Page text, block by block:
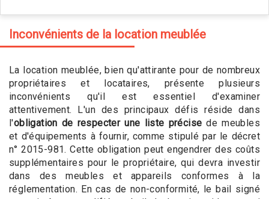
Inconvénients de la location meublée
La location meublée, bien qu'attirante pour de nombreux
propriétaires et locataires, présente plusieurs
inconvénients qu'il est essentiel d'examiner
attentivement. L'un des principaux défis réside dans
l'obligation de respecter une liste précise de meubles
et d'équipements à fournir, comme stipulé par le décret
n° 2015-981. Cette obligation peut engendrer des coûts
supplémentaires pour le propriétaire, qui devra investir
dans des meubles et appareils conformes à la
réglementation. En cas de non-conformité, le bail signé